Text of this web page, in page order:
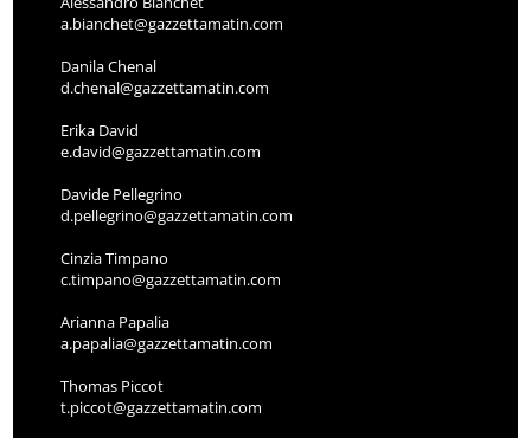
a.bianchet@gazzettamatin.com
Danila Chenal
d.chenal@gazzettamatin.com
Erika David
e.david@gazzettamatin.com
Davide Pellegrino
d.pellegrino@gazzettamatin.com
Cinzia Timpano
c.timpano@gazzettamatin.com
Arianna Papalia
a.papalia@gazzettamatin.com
Thomas Piccot
t.piccot@gazzettamatin.com